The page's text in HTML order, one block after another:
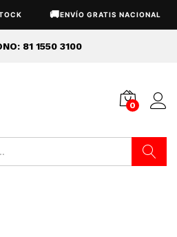
🚚 ENVÍO GRATIS NACIONAL
81 1550 3100
0